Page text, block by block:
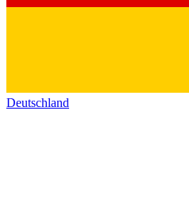
Deutschland